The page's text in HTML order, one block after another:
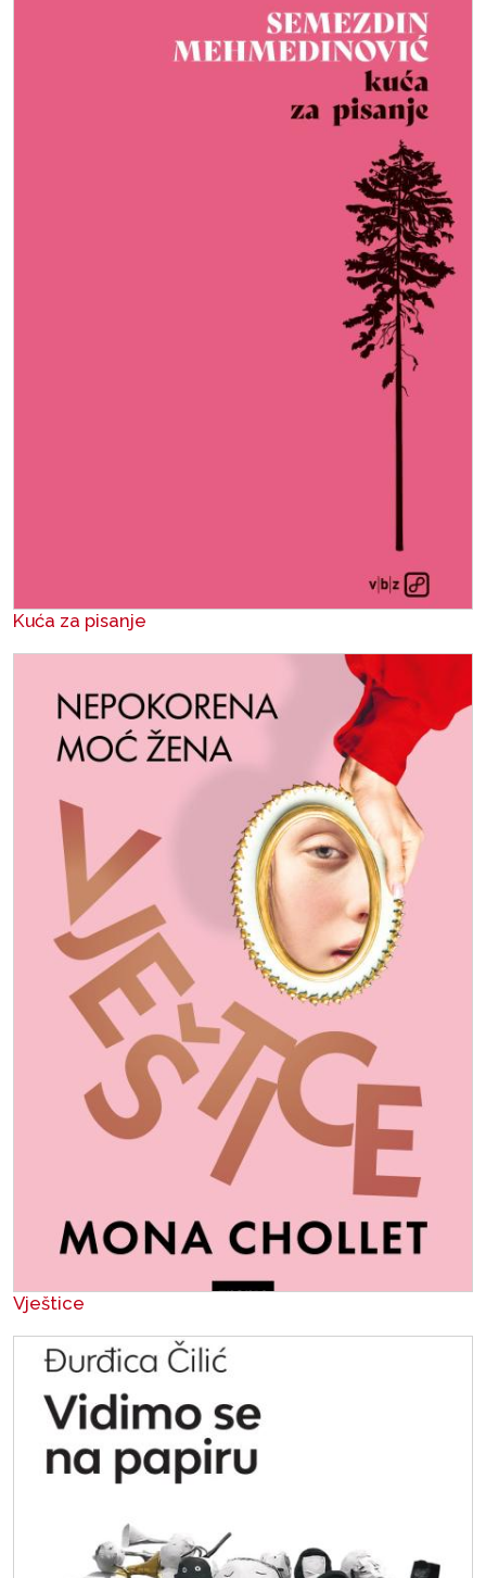
Kuća za pisanje
Vještice